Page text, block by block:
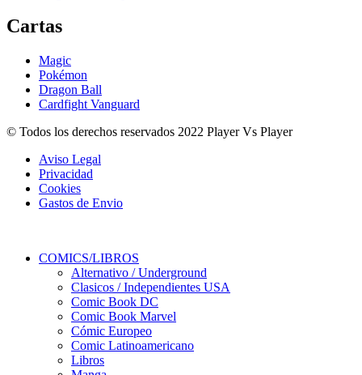
Cartas
Magic
Pokémon
Dragon Ball
Cardfight Vanguard
© Todos los derechos reservados 2022 Player Vs Player
Aviso Legal
Privacidad
Cookies
Gastos de Envio
COMICS/LIBROS
Alternativo / Underground
Clasicos / Independientes USA
Comic Book DC
Comic Book Marvel
Cómic Europeo
Comic Latinoamericano
Libros